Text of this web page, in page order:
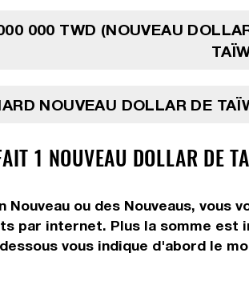
000 TWD (NOUVEAU
NOUVEAU DOLLAR DE
1 NOUVEAU DOLLAR DE
Nouveau ou des Nouveaus,
par internet. Plus la somme est
vous indique d'abord le